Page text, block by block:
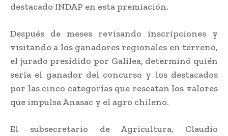
destacado INDAP en esta premiación.
Después de meses revisando inscripciones y
visitando a los ganadores regionales en terreno,
el jurado presidido por Galilea, determinó quién
sería el ganador del concurso y los destacados
por las cinco categorías que rescatan los valores
que impulsa Anasac y el agro chileno.
El subsecretario de Agricultura, Claudio